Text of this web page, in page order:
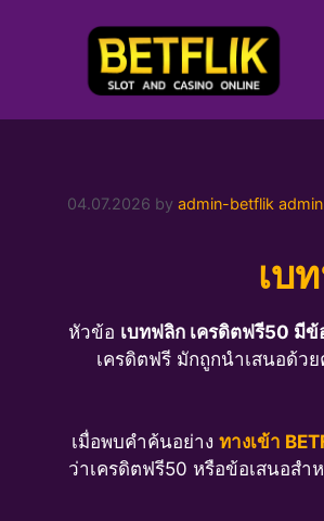
04.07.2026 by admin-betflik admin
เบ
หัวข้อ เบทฟลิก เครดิตฟรี50 มี
เครดิตฟรี มักถูกนำเสนอด้ว
เมื่อพบคำค้นอย่าง ทางเข้า
ว่าเครดิตฟรี50 หรือข้อเสนอส